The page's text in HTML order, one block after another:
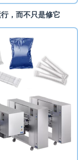
，而不只是修它